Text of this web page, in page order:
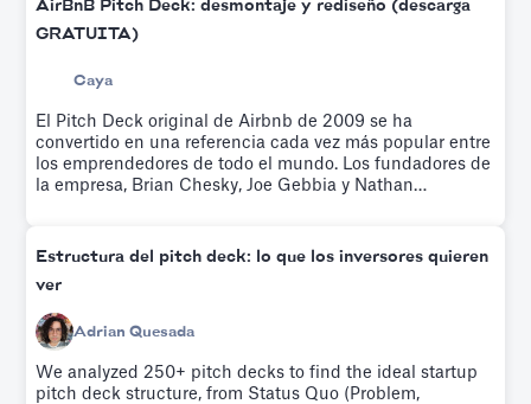
AirBnB Pitch Deck: desmontaje y rediseño (descarga
GRATUITA)
Caya
El Pitch Deck original de Airbnb de 2009 se ha
convertido en una referencia cada vez más popular entre
los emprendedores de todo el mundo. Los fundadores de
la empresa, Brian Chesky, Joe Gebbia y Nathan
Pruébalo gratis.
Estructura del pitch deck: lo que los inversores quieren
ver
Adrian Quesada
We analyzed 250+ pitch decks to find the ideal startup
pitch deck structure, from Status Quo (Problem,